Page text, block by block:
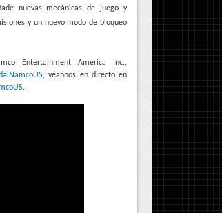
nuevas mecánicas de juego y
y un nuevo modo de bloqueo
Entertainment America Inc.,
, véannos en directo en
.